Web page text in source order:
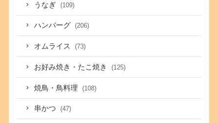
うなぎ (109)
ハンバーグ (206)
オムライス (73)
お好み焼き・たこ焼き (125)
焼鳥・鳥料理 (108)
串かつ (47)